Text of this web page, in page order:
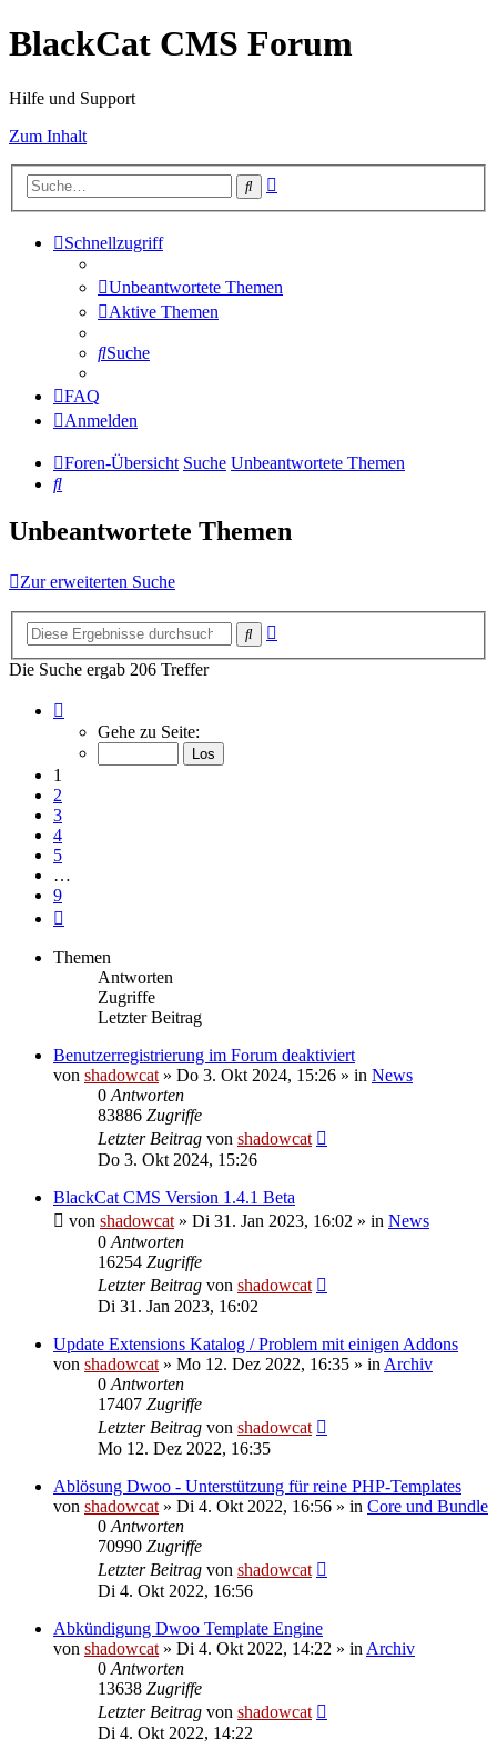
BlackCat CMS Forum
Hilfe und Support
Zum Inhalt
Suche
Schnellzugriff
Unbeantwortete Themen
Aktive Themen
Suche
FAQ
Anmelden
Foren-Übersicht Suche Unbeantwortete Themen
Suche
Unbeantwortete Themen
Zur erweiterten Suche
Suche
Die Suche ergab 206 Treffer
von
Gehe zu Seite:
1
2
3
4
5
…
9
Themen
Antworten
Zugriffe
Letzter Beitrag
Benutzerregistrierung im Forum deaktiviert
von shadowcat » Do 3. Okt 2024, 15:26 » in News
0 Antworten
83886 Zugriffe
Letzter Beitrag von shadowcat
Do 3. Okt 2024, 15:26
BlackCat CMS Version 1.4.1 Beta
von shadowcat » Di 31. Jan 2023, 16:02 » in News
0 Antworten
16254 Zugriffe
Letzter Beitrag von shadowcat
Di 31. Jan 2023, 16:02
Update Extensions Katalog / Problem mit einigen Addons
von shadowcat » Mo 12. Dez 2022, 16:35 » in Archiv
0 Antworten
17407 Zugriffe
Letzter Beitrag von shadowcat
Mo 12. Dez 2022, 16:35
Ablösung Dwoo - Unterstützung für reine PHP-Templates
von shadowcat » Di 4. Okt 2022, 16:56 » in Core und Bundle
0 Antworten
70990 Zugriffe
Letzter Beitrag von shadowcat
Di 4. Okt 2022, 16:56
Abkündigung Dwoo Template Engine
von shadowcat » Di 4. Okt 2022, 14:22 » in Archiv
0 Antworten
13638 Zugriffe
Letzter Beitrag von shadowcat
Di 4. Okt 2022, 14:22